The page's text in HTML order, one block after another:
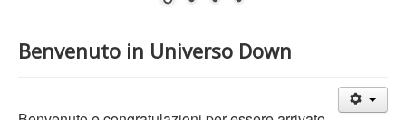
Benvenuto in Universo Down